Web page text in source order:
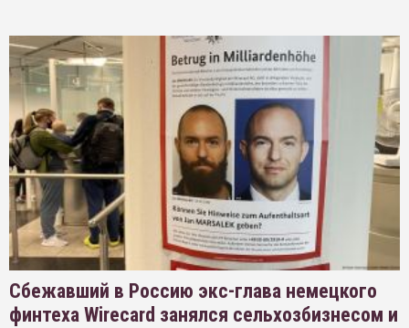
Сбежавший в Россию экс-глава немецкого
финтеха Wirecard занялся сельхозбизнесом и